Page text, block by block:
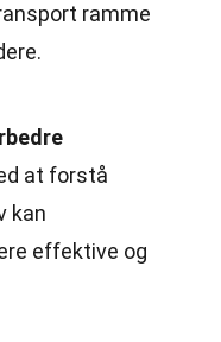
ramme
at forstå
kan
effektive og